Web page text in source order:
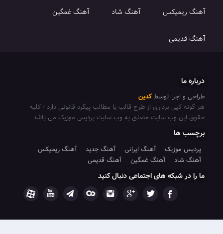
آهنگ شاد آهنگ غمگین
توسطکدین
برداری از طرح قالب یا مطالب پیگرد قانونی دارد-کلیه
وب سایت متعلق به وب سایت پردیس موزیک می باشد
آهنگ ایرانی آهنگ جدید
آهنگ ریمیکس
آهنگ غمگین آهنگ قدیمی
های اجتماعی دنبال کنید